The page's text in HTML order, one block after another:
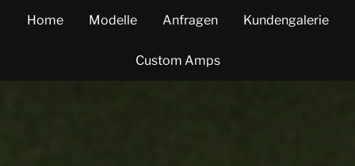
Home Modelle Anfragen Kundengalerie
Custom Amps